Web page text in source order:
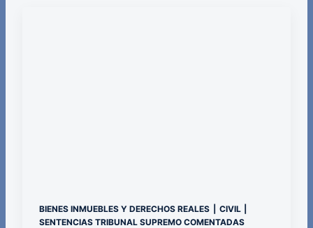
BIENES INMUEBLES Y DERECHOS REALES CIVIL
SENTENCIAS TRIBUNAL SUPREMO COMENTADAS